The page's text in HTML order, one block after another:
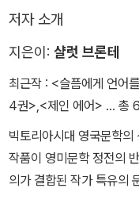
어떤 고통이 있더라도 인
우리를 즐겁게 하던 광경
소리가 없어지더라도
삶이 전쟁이라면 한 손으
었다.
저자 소개
지은이: 샬럿 브론테
최근작 : <슬픔에게 언어
4권>,<제인 에어> … 총
빅토리아시대 영국문학
작품이 영미문학 정전의
의가 결합된 작가 특유의